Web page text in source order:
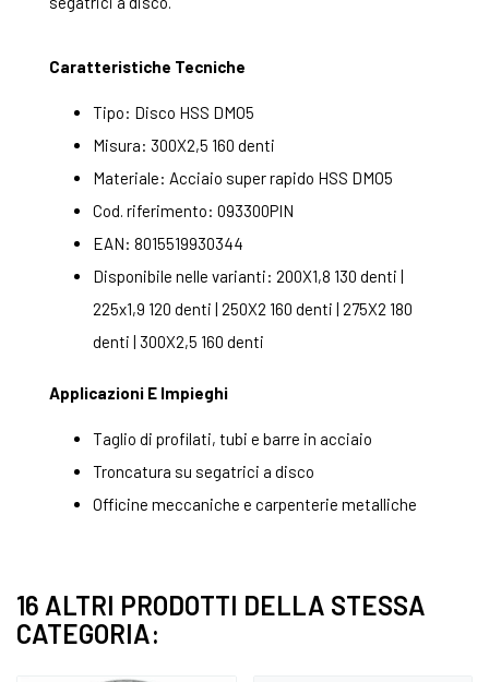
Caratteristiche Tecniche
Tipo: Disco HSS DMO5
Misura: 300X2,5 160 denti
Materiale: Acciaio super rapido HSS DMO5
Cod. riferimento: 093300PIN
EAN: 8015519930344
Disponibile nelle varianti: 200X1,8 130 denti |
225x1,9 120 denti | 250X2 160 denti | 275X2 180
denti | 300X2,5 160 denti
Applicazioni E Impieghi
Taglio di profilati, tubi e barre in acciaio
Troncatura su segatrici a disco
Officine meccaniche e carpenterie metalliche
16 ALTRI PRODOTTI DELLA STESSA
CATEGORIA: